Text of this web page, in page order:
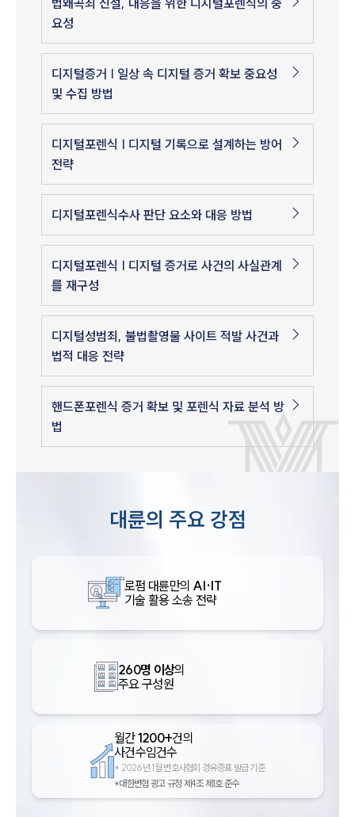
요성
디지털증거 | 일상 속 디지털 증거 확보 중요성
및 수집 방법
디지털포렌식 | 디지털 기록으로 설계하는 방어
전략
디지털포렌식수사 판단 요소와 대응 방법
디지털포렌식 | 디지털 증거로 사건의 사실관계
를 재구성
디지털성범죄, 불법촬영물 사이트 적발 사건과
법적 대응 전략
핸드폰포렌식 증거 확보 및 포렌식 자료 분석 방
법
대륜의 주요 강점
로펌 대륜만의 AI·IT
기술 활용 소송 전략
260명 이상의
주요 구성원
월간1200+건의
사건수임건수
* 2026년 1월 변호사협회 경유증표 발급 기준
*대한변협 광고 규정 제4조 제1호 준수